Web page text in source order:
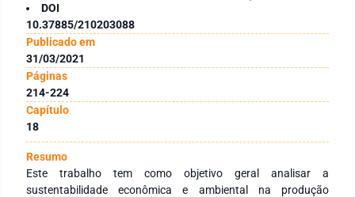
DOI
10.37885/210203088
Publicado em
31/03/2021
Páginas
214-224
Capítulo
18
Resumo
Este trabalho tem como objetivo geral analisar a
sustentabilidade econômica e ambiental na produção